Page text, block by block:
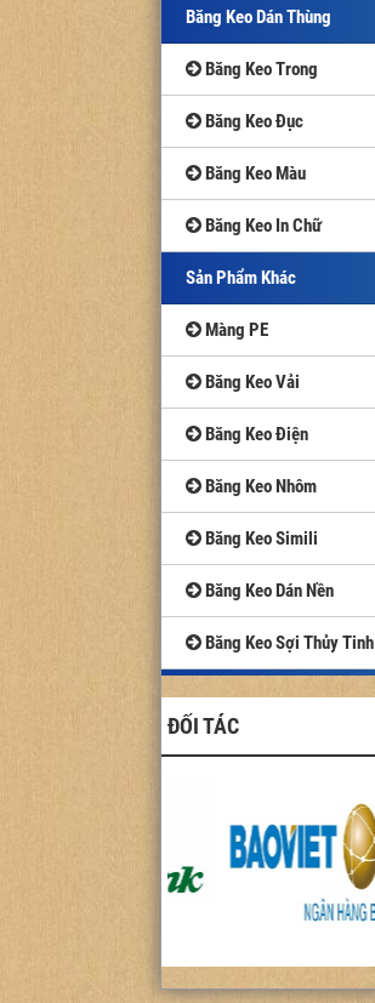
Băng Keo Dán Thùng
Băng Keo Trong
Băng Keo Đục
Băng Keo Màu
Băng Keo In Chữ
Sản Phẩm Khác
Màng PE
Băng Keo Vải
Băng Keo Điện
Băng Keo Nhôm
Băng Keo Simili
Băng Keo Dán Nền
Băng Keo Sợi Thủy Tinh
ĐỐI TÁC